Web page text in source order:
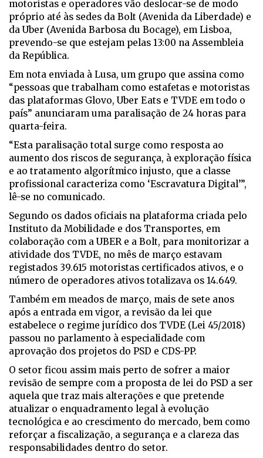
motoristas e operadores vão deslocar-se de modo
próprio até às sedes da Bolt (Avenida da Liberdade) e
da Uber (Avenida Barbosa du Bocage), em Lisboa,
prevendo-se que estejam pelas 13:00 na Assembleia
da República.
Em nota enviada à Lusa, um grupo que assina como
“pessoas que trabalham como estafetas e motoristas
das plataformas Glovo, Uber Eats e TVDE em todo o
país” anunciaram uma paralisação de 24 horas para
quarta-feira.
“Esta paralisação total surge como resposta ao
aumento dos riscos de segurança, à exploração física
e ao tratamento algorítmico injusto, que a classe
profissional caracteriza como ‘Escravatura Digital’”,
lê-se no comunicado.
Segundo os dados oficiais na plataforma criada pelo
Instituto da Mobilidade e dos Transportes, em
colaboração com a UBER e a Bolt, para monitorizar a
atividade dos TVDE, no mês de março estavam
registados 39.615 motoristas certificados ativos, e o
número de operadores ativos totalizava os 14.649.
Também em meados de março, mais de sete anos
após a entrada em vigor, a revisão da lei que
estabelece o regime jurídico dos TVDE (Lei 45/2018)
passou no parlamento à especialidade com
aprovação dos projetos do PSD e CDS-PP.
O setor ficou assim mais perto de sofrer a maior
revisão de sempre com a proposta de lei do PSD a ser
aquela que traz mais alterações e que pretende
atualizar o enquadramento legal à evolução
tecnológica e ao crescimento do mercado, bem como
reforçar a fiscalização, a segurança e a clareza das
responsabilidades dentro do setor.